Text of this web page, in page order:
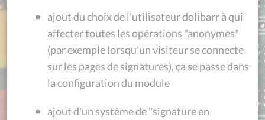
ajout du choix de l'utilisateur dolibarr à qui
affecter toutes les opérations "anonymes"
(par exemple lorsqu'un visiteur se connecte
sur les pages de signatures), ça se passe dans
la configuration du module
ajout d'un système de "signature en